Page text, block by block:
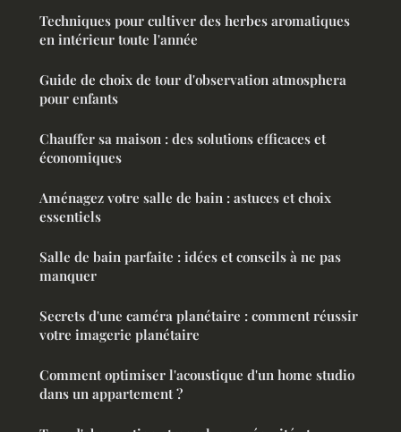
Techniques pour cultiver des herbes aromatiques
en intérieur toute l'année
Guide de choix de tour d'observation atmosphera
pour enfants
Chauffer sa maison : des solutions efficaces et
économiques
Aménagez votre salle de bain : astuces et choix
essentiels
Salle de bain parfaite : idées et conseils à ne pas
manquer
Secrets d'une caméra planétaire : comment réussir
votre imagerie planétaire
Comment optimiser l'acoustique d'un home studio
dans un appartement ?